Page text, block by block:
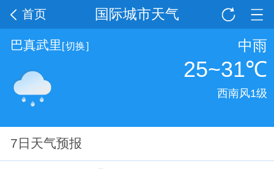
国际城市天气
首页
巴真武里 [切换] 中雨
25~31℃
西南风1级
7日天气预报